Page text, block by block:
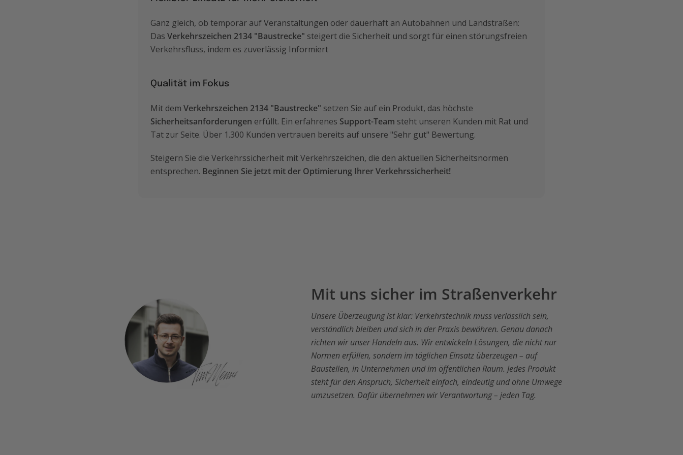
Ganz gleich, ob temporär auf Veranstaltungen oder dauerhaft an Autobahnen und Landstraßen:
Das Verkehrszeichen 2134 "Baustrecke" steigert die Sicherheit und sorgt für einen störungsfreien
Verkehrsfluss, indem es zuverlässig Informiert
Qualität im Fokus
Mit dem Verkehrszeichen 2134 "Baustrecke" setzen Sie auf ein Produkt, das höchste
Sicherheitsanforderungen erfüllt. Ein erfahrenes Support-Team steht unseren Kunden mit Rat und
Tat zur Seite. Über 1.300 Kunden vertrauen bereits auf unsere "Sehr gut" Bewertung.
Steigern Sie die Verkehrssicherheit mit Verkehrszeichen, die den aktuellen Sicherheitsnormen
entsprechen. Beginnen Sie jetzt mit der Optimierung Ihrer Verkehrssicherheit!
Mit uns sicher im Straßenverkehr
Unsere Überzeugung ist klar: Verkehrstechnik muss verlässlich sein,
verständlich bleiben und sich in der Praxis bewähren. Genau danach
richten wir unser Handeln aus. Wir entwickeln Lösungen, die nicht nur
Normen erfüllen, sondern im täglichen Einsatz überzeugen – auf
Baustellen, in Unternehmen und im öffentlichen Raum. Jedes Produkt
steht für den Anspruch, Sicherheit einfach, eindeutig und ohne Umwege
umzusetzen. Dafür übernehmen wir Verantwortung – jeden Tag.